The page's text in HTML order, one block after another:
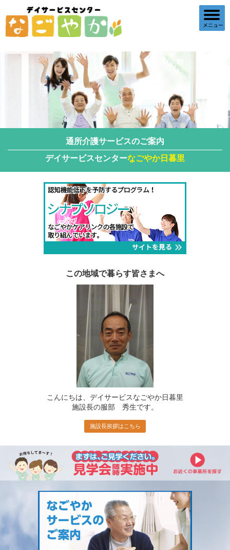
通所介護サービスのご案内
デイサービスセンターなごやか日暮里
この地域で暮らす皆さまへ
こんにちは、デイサービスなごやか日暮里
施設長の服部 秀生です。
施設長挨拶はこちら